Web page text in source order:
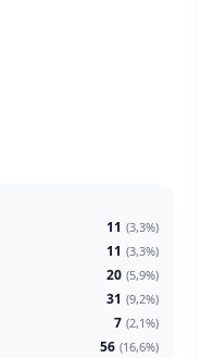
11 (3,3%)
11 (3,3%)
20 (5,9%)
31 (9,2%)
7 (2,1%)
56 (16,6%)